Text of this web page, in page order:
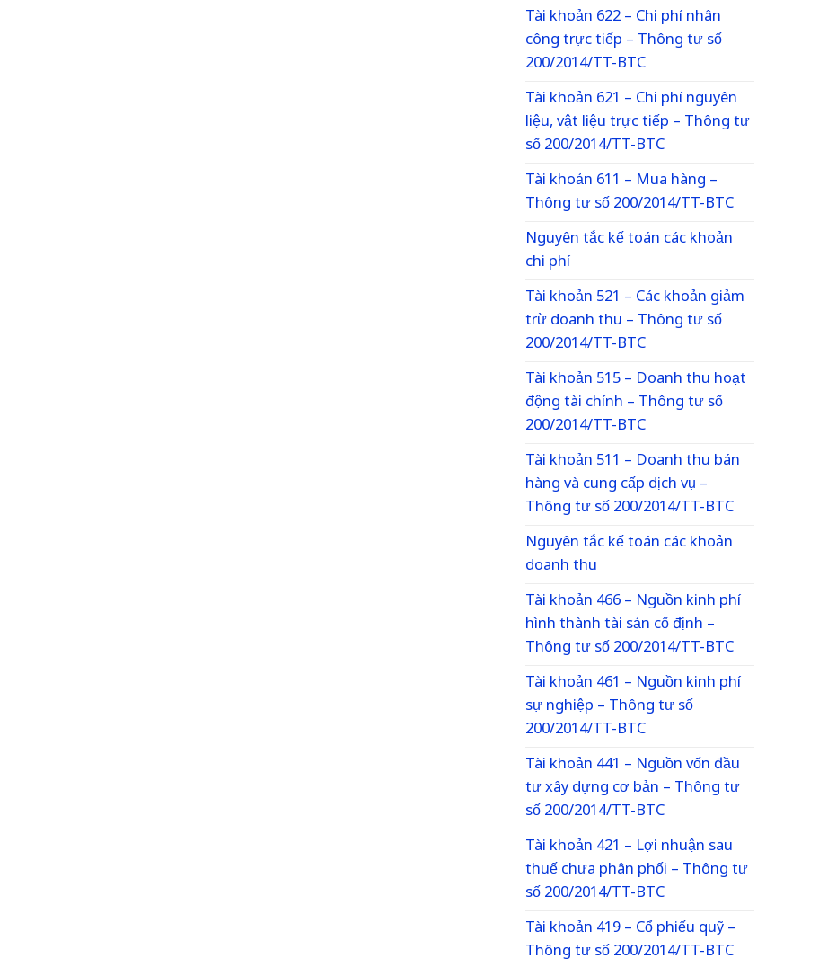
Tài khoản 622 – Chi phí nhân
công trực tiếp – Thông tư số
200/2014/TT-BTC
Tài khoản 621 – Chi phí nguyên
liệu, vật liệu trực tiếp – Thông tư
số 200/2014/TT-BTC
Tài khoản 611 – Mua hàng –
Thông tư số 200/2014/TT-BTC
Nguyên tắc kế toán các khoản
chi phí
Tài khoản 521 – Các khoản giảm
trừ doanh thu – Thông tư số
200/2014/TT-BTC
Tài khoản 515 – Doanh thu hoạt
động tài chính – Thông tư số
200/2014/TT-BTC
Tài khoản 511 – Doanh thu bán
hàng và cung cấp dịch vụ –
Thông tư số 200/2014/TT-BTC
Nguyên tắc kế toán các khoản
doanh thu
Tài khoản 466 – Nguồn kinh phí
hình thành tài sản cố định –
Thông tư số 200/2014/TT-BTC
Tài khoản 461 – Nguồn kinh phí
sự nghiệp – Thông tư số
200/2014/TT-BTC
Tài khoản 441 – Nguồn vốn đầu
tư xây dựng cơ bản – Thông tư
số 200/2014/TT-BTC
Tài khoản 421 – Lợi nhuận sau
thuế chưa phân phối – Thông tư
số 200/2014/TT-BTC
Tài khoản 419 – Cổ phiếu quỹ –
Thông tư số 200/2014/TT-BTC